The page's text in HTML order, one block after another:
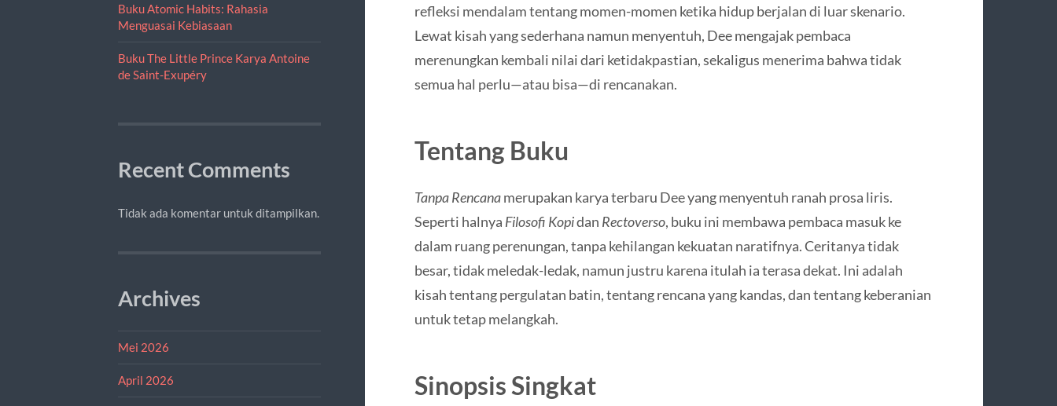
Buku Atomic Habits: Rahasia
Menguasai Kebiasaan
Buku The Little Prince Karya Antoine
de Saint-Exupéry
Recent Comments
Tidak ada komentar untuk ditampilkan.
Archives
Mei 2026
April 2026
refleksi mendalam tentang momen-momen ketika hidup berjalan di luar skenario.
Lewat kisah yang sederhana namun menyentuh, Dee mengajak pembaca
merenungkan kembali nilai dari ketidakpastian, sekaligus menerima bahwa tidak
semua hal perlu—atau bisa—di rencanakan.
Tentang Buku
Tanpa Rencanamerupakan karya terbaru Dee yang menyentuh ranah prosa liris.
Seperti halnya Filosofi Kopidan Rectoverso, buku ini membawa pembaca masuk ke
dalam ruang perenungan, tanpa kehilangan kekuatan naratifnya. Ceritanya tidak
besar, tidak meledak-ledak, namun justru karena itulah ia terasa dekat. Ini adalah
kisah tentang pergulatan batin, tentang rencana yang kandas, dan tentang keberanian
untuk tetap melangkah.
Sinopsis Singkat